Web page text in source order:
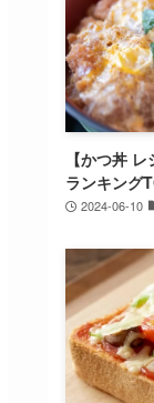
【かつ丼
ランキング
2024-06-10